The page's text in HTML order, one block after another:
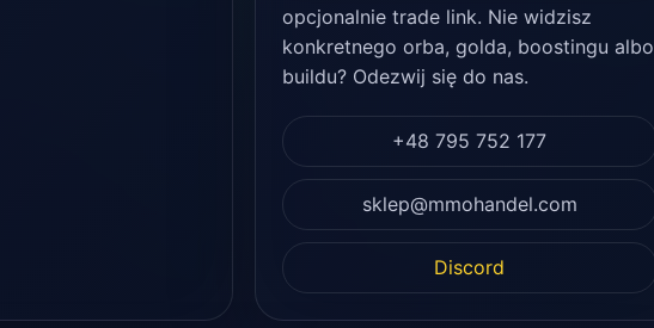
opcjonalnie trade link. Nie widzisz
konkretnego orba, golda, boostingu albo
buildu? Odezwij się do nas.
+48 795 752 177
sklep@mmohandel.com
Discord